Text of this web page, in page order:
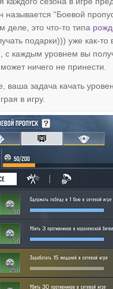
называется “Боевой
деле, это что-то типа
подарки))) уже как-
с каждым уровнем вы
ничего не принести.
ваша задача качать
в игру.